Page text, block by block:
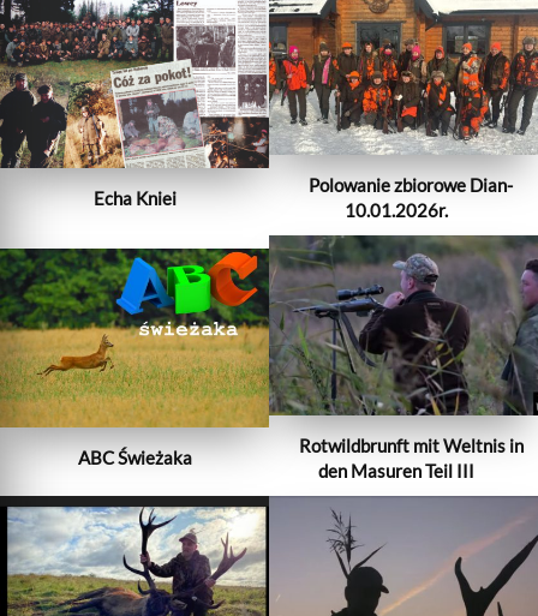
Echa Kniei
Polowanie zbiorowe Dian-
10.01.2026r.
ABC Świeżaka
Rotwildbrunft mit Weltnis in
den Masuren Teil III